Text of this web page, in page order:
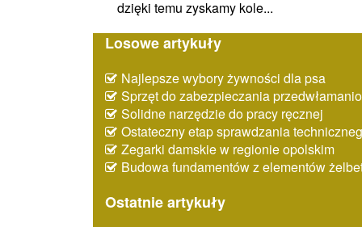
dzięki temu zyskamy kole...
Losowe artykuły
Najlepsze wybory żywności dla psa
Sprzęt do zabezpieczania
Solidne narzędzie do pracy ręcznej
Ostateczny etap sprawdzania
Zegarki damskie w regionie opolskim
Budowa fundamentów z elementów
Ostatnie artykuły